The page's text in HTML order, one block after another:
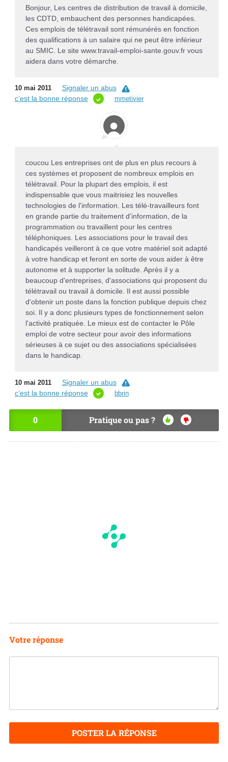
Bonjour, Les centres de distribution de travail à domicile,
les CDTD, embauchent des personnes handicapées.
Ces emplois de télétravail sont rémunérés en fonction
des qualifications à un salaire qui ne peut être inférieur
au SMIC. Le site www.travail-emploi-sante.gouv.fr vous
aidera dans votre démarche.
10 mai 2011
Signaler un abus
c’est la bonne réponse
mmetivier
coucou Les entreprises ont de plus en plus recours à
ces systèmes et proposent de nombreux emplois en
télétravail. Pour la plupart des emplois, il est
indispensable que vous maitrisiez les nouvelles
technologies de l'information. Les télé-travailleurs font
en grande partie du traitement d'information, de la
programmation ou travaillent pour les centres
téléphoniques. Les associations pour le travail des
handicapés veilleront à ce que votre matériel soit adapté
à votre handicap et feront en sorte de vous aider à être
autonome et à supporter la solitude. Après il y a
beaucoup d'entreprises, d'associations qui proposent du
télétravail ou travail à domicile. Il est aussi possible
d'obtenir un poste dans la fonction publique depuis chez
soi. Il y a donc plusieurs types de fonctionnement selon
l'activité pratiquée. Le mieux est de contacter le Pôle
emploi de votre secteur pour avoir des informations
sérieuses à ce sujet ou des associations spécialisées
dans le handicap.
10 mai 2011
Signaler un abus
c’est la bonne réponse
bbrin
0 Pratique ou pas ?
OU
I
NO
Votre réponse
POSTER LA RÉPONSE